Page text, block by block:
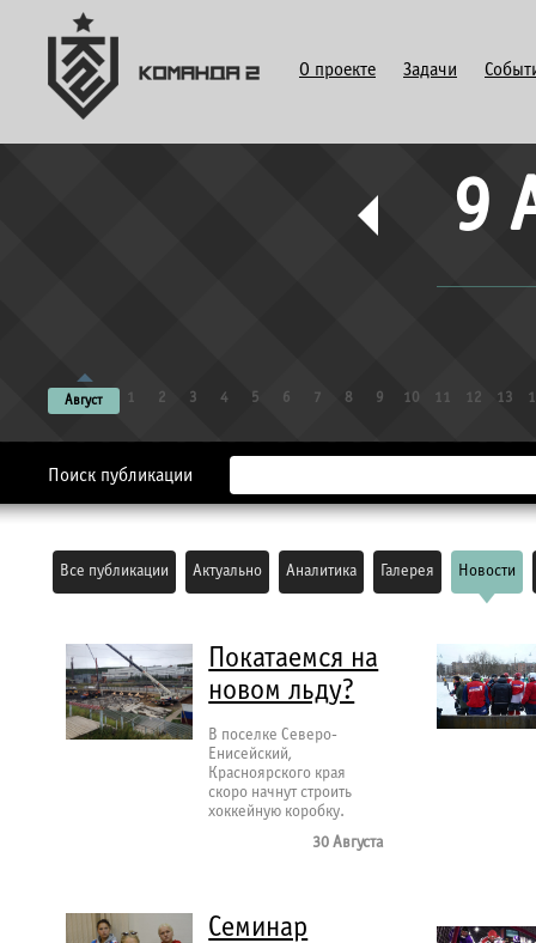
О проекте Задачи
9
Август 1 2 3 4 5 6 7 8 9 10 11 12 13
Поиск публикации
Все публикации Актуально Аналитика Галерея Новости
Покатаемся на
новом льду?
В поселке Северо-
Енисейский,
Красноярского края
скоро начнут строить
хоккейную коробку.
30 Августа
Семинар